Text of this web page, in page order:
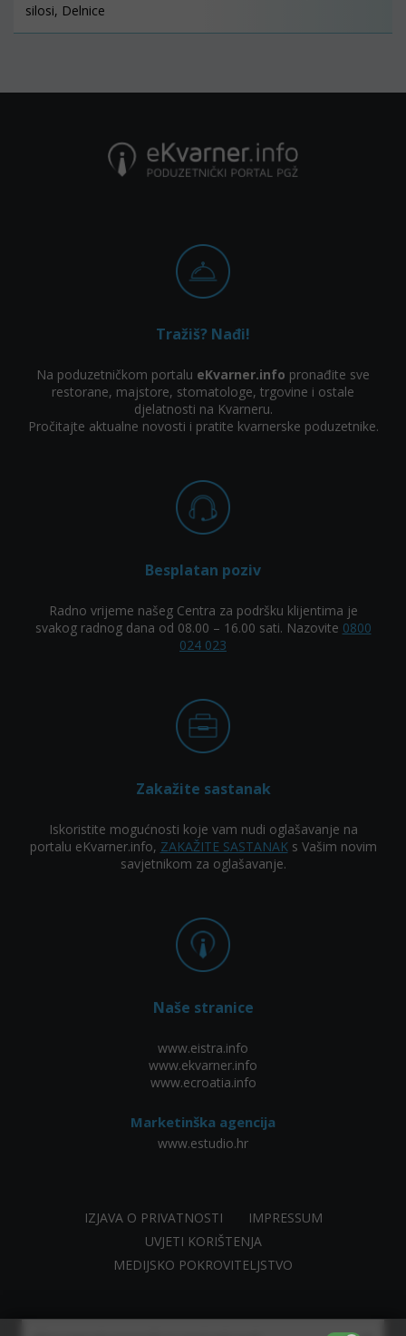
silosi, Delnice
Tražiš? Nađi!
Na poduzetničkom portalu eKvarner.info pronađite sve
restorane, majstore, stomatologe, trgovine i ostale
djelatnosti na Kvarneru.
Pročitajte aktualne novosti i pratite kvarnerske poduzetnike.
Besplatan poziv
Radno vrijeme našeg Centra za podršku klijentima je
svakog radnog dana od 08.00 – 16.00 sati. Nazovite 0800
024 023
Zakažite sastanak
Iskoristite mogućnosti koje vam nudi oglašavanje na
portalu eKvarner.info, ZAKAŽITE SASTANAKs Vašim novim
savjetnikom za oglašavanje.
Naše stranice
www.eistra.info
www.ekvarner.info
www.ecroatia.info
Marketinška agencija
www.estudio.hr
IZJAVA O PRIVATNOSTI
IMPRESSUM
UVJETI KORIŠTENJA
MEDIJSKO POKROVITELJSTVO